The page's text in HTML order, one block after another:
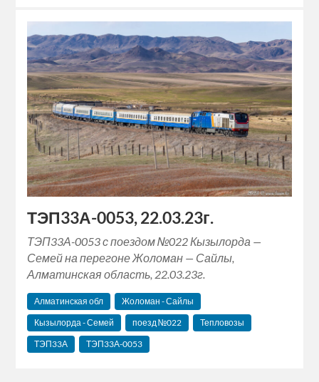
ТЭП33А-0053, 22.03.23г.
ТЭП33А-0053 с поездом №022 Кызылорда —
Семей на перегоне Жоломан — Сайлы,
Алматинская область, 22.03.23г.
Алматинская обл
Жоломан - Сайлы
Кызылорда - Семей
поезд №022
Тепловозы
ТЭП33А
ТЭП33А-0053